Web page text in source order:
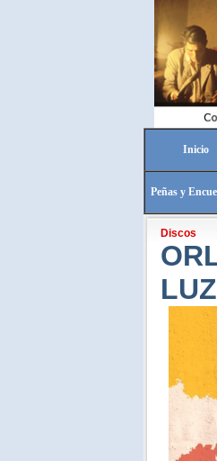
Inicio
Peñas y
Discos
LUZ